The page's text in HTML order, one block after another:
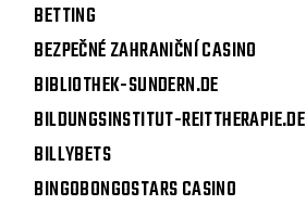
BETTING
BEZPEČNÉ ZAHRANIČNÍ CASINO
BIBLIOTHEK-SUNDERN.DE
BILDUNGSINSTITUT-REITTHERAPIE.DE
BILLYBETS
BINGOBONGOSTARS CASINO